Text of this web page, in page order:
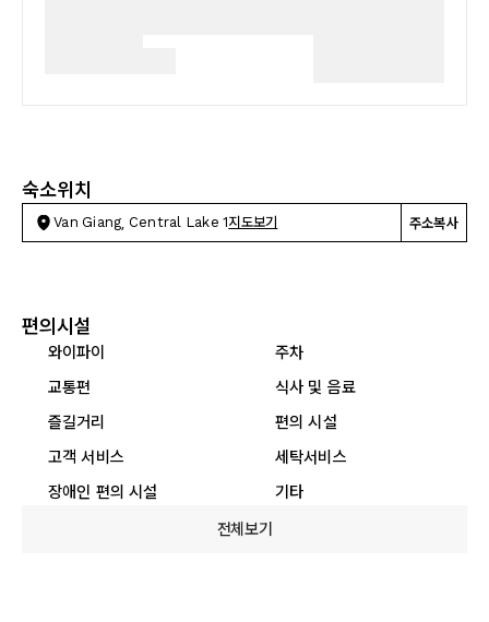
숙소위치
Van Giang, Central Lake 1지도보기 주소복사
편의시설
와이파이
주차
교통편
식사 및 음료
즐길거리
편의 시설
고객 서비스
세탁서비스
장애인 편의 시설
기타
전체보기